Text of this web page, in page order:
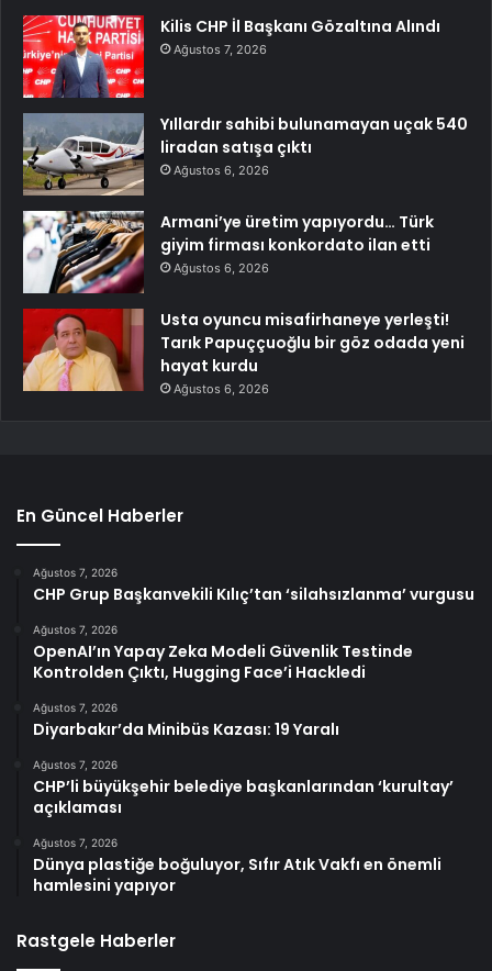
Kilis CHP İl Başkanı Gözaltına Alındı
Ağustos 7, 2026
Yıllardır sahibi bulunamayan uçak 540
liradan satışa çıktı
Ağustos 6, 2026
Armani’ye üretim yapıyordu… Türk
giyim firması konkordato ilan etti
Ağustos 6, 2026
Usta oyuncu misafirhaneye yerleşti!
Tarık Papuççuoğlu bir göz odada yeni
hayat kurdu
Ağustos 6, 2026
En Güncel Haberler
Ağustos 7, 2026
CHP Grup Başkanvekili Kılıç’tan ‘silahsızlanma’ vurgusu
Ağustos 7, 2026
OpenAI’ın Yapay Zeka Modeli Güvenlik Testinde
Kontrolden Çıktı, Hugging Face’i Hackledi
Ağustos 7, 2026
Diyarbakır’da Minibüs Kazası: 19 Yaralı
Ağustos 7, 2026
CHP’li büyükşehir belediye başkanlarından ‘kurultay’
açıklaması
Ağustos 7, 2026
Dünya plastiğe boğuluyor, Sıfır Atık Vakfı en önemli
hamlesini yapıyor
Rastgele Haberler